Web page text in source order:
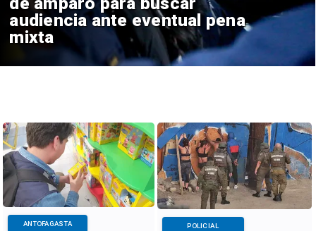
audiencia ante eventual pena
mixta
ANTOFAGASTA POLICIAL